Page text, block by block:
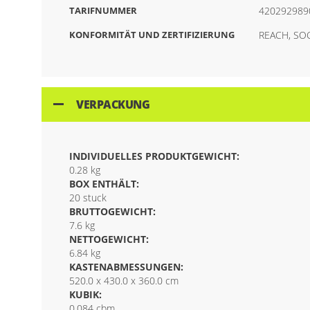
TARIFNUMMER
KONFORMITÄT UND ZERTIFIZIERUNG REACH,
VERPACKUNG
INDIVIDUELLES PRODUKTGEWICHT:
0.28 kg
BOX ENTHÄLT:
20 stuck
BRUTTOGEWICHT:
7.6 kg
NETTOGEWICHT:
6.84 kg
KASTENABMESSUNGEN:
520.0 x 430.0 x 360.0 cm
KUBIK: